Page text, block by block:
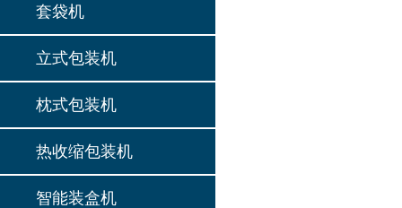
套袋机
立式包装机
枕式包装机
热收缩包装机
智能装盒机